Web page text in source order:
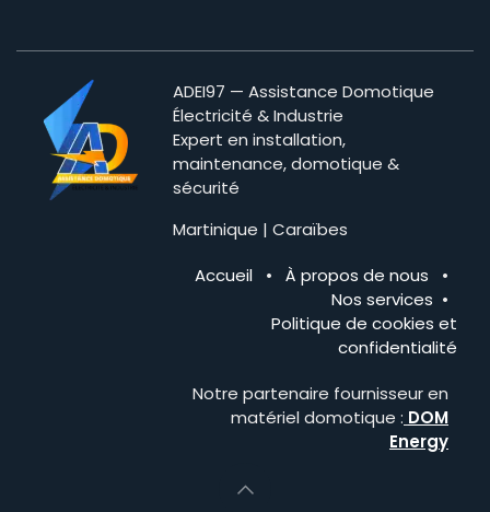
ADEI97 — Assistance Domotique
Électricité & Industrie
Expert en installation,
maintenance, domotique &
sécurité
Martinique | Caraïbes
Accueil
• À propos de nous
•
Nos services •
Politique de cookies et
confidentialité
Notre partenaire fournisseur en
matériel domotique : DOM
Energy